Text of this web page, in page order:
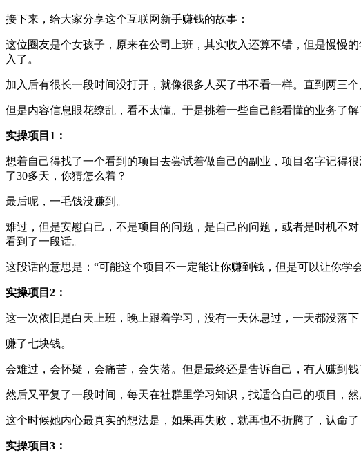
接下来，给大家分享这个互联网新手赚钱的故事：
这位圈友是个女孩子，原来在公司上班，其实收入还算不错，但是慢慢
入了。
加入后有很长一段时间没打开，就像很多人买了书不看一样。直到两三
但是内容信息眼花缭乱，看不太懂。于是挑着一些自己能看懂的业务了
实操项目1：
想着自己得找了一个看到的项目去尝试着做自己的副业，项目名字记得
了30多天，你猜怎么着？
最后呢，一毛钱没赚到。
难过，但是安慰自己，不是项目的问题，是自己的问题，或者是时机不
看到了一段话。
这段话的意思是：“可能这个项目不一定能让你赚到钱，但是可以让你学会
实操项目2：
这一次依旧是白天上班，晚上跟着学习，没有一天休息过，一天都没落
赚了七块钱。
会难过，会怀疑，会痛苦，会失落。但是最终还是告诉自己，有人赚到
然后又平复了一段时间，每天在社群里学习知识，找适合自己的项目，然
这个时候她内心最真实的想法是，如果再失败，就再也不折腾了，认命了
实操项目3：